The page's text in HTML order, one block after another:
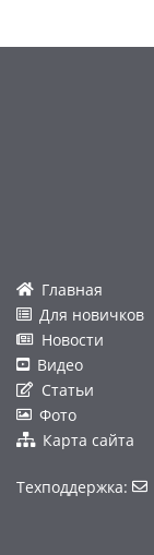
Главная
Для новичков
Новости
Видео
Статьи
Фото
Карта сайта
Техподдержка: